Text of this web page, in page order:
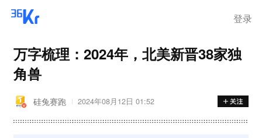
登录
万字梳理：2024年，北美新晋38家独
角兽
硅兔赛跑 2024年08月12日 01:52